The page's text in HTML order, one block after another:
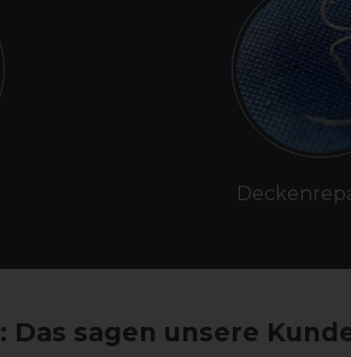
sagen unsere